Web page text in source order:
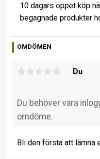
10 dagars öppet köp
begagnade produkter
OMDÖMEN
Du
Bli den första att lämna